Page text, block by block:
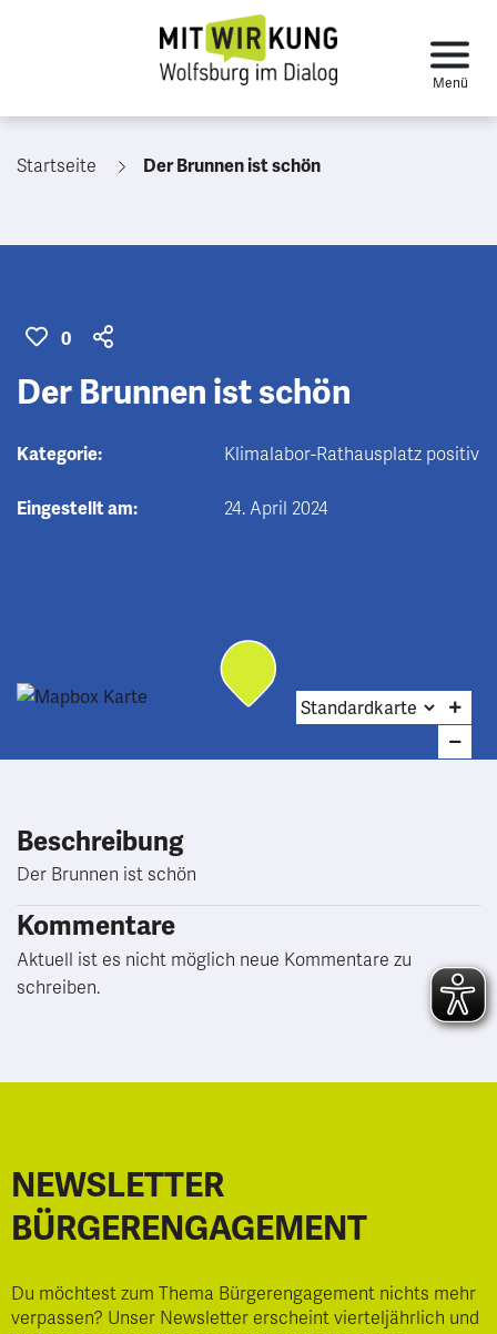
Startseite Der Brunnen ist schön
0
Der Brunnen ist schön
Kategorie: Klimalabor-Rathausplatz positiv
Eingestellt am: 24. April 2024
Beschreibung
Der Brunnen ist schön
Kommentare
Aktuell ist es nicht möglich neue Kommentare zu
schreiben.
NEWSLETTER
BÜRGERENGAGEMENT
Du möchtest zum Thema Bürgerengagement nichts mehr
verpassen? Unser Newsletter erscheint vierteljährlich und